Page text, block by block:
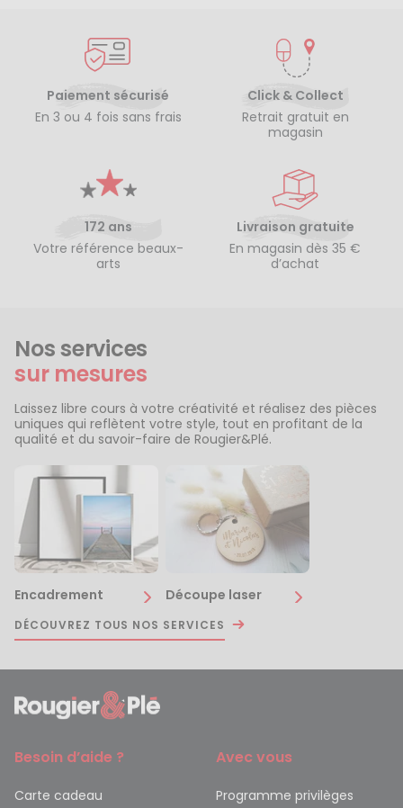
Paiement sécurisé
En 3 ou 4 fois sans frais
Click & Collect
Retrait gratuit en
magasin
172 ans
Votre référence beaux-
arts
Livraison gratuite
En magasin dès 35 €
d’achat
Nos services
sur mesures
Laissez libre cours à votre créativité et réalisez des pièces
uniques qui reflètent votre style, tout en profitant de la
qualité et du savoir-faire de Rougier&Plé.
Encadrement Découpe laser
DÉCOUVREZ TOUS NOS SERVICES
Besoin d’aide ?
Carte cadeau
Avec vous
Programme privilèges